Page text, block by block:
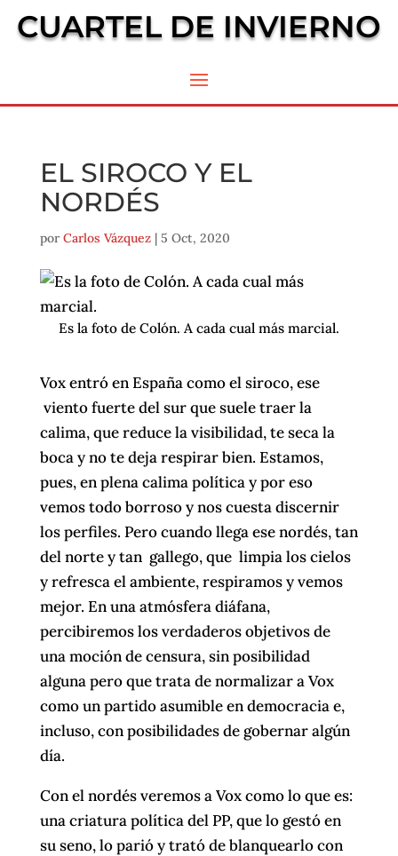
CUARTEL DE INVIERNO
EL SIROCO Y EL
NORDÉS
por Carlos Vázquez| 5 Oct, 2020
Es la foto de Colón. A cada cual más marcial.
Vox entró en España como el siroco, ese
viento fuerte del sur que suele traer la
calima, que reduce la visibilidad, te seca la
boca y no te deja respirar bien. Estamos,
pues, en plena calima política y por eso
vemos todo borroso y nos cuesta discernir
los perfiles. Pero cuando llega ese nordés, tan
del norte y tan gallego, que limpia los cielos
y refresca el ambiente, respiramos y vemos
mejor. En una atmósfera diáfana,
percibiremos los verdaderos objetivos de
una moción de censura, sin posibilidad
alguna pero que trata de normalizar a Vox
como un partido asumible en democracia e,
incluso, con posibilidades de gobernar algún
día.
Con el nordés veremos a Vox como lo que es:
una criatura política del PP, que lo gestó en
su seno, lo parió y trató de blanquearlo con